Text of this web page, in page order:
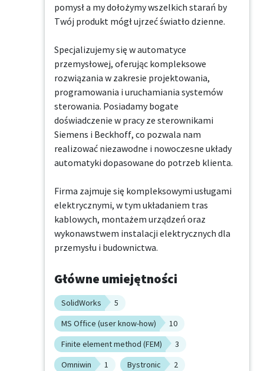
pomysł a my dołożymy wszelkich starań by
Twój produkt mógł ujrzeć światło dzienne.
Specjalizujemy się w automatyce
przemysłowej, oferując kompleksowe
rozwiązania w zakresie projektowania,
programowania i uruchamiania systemów
sterowania. Posiadamy bogate
doświadczenie w pracy ze sterownikami
Siemens i Beckhoff, co pozwala nam
realizować niezawodne i nowoczesne układy
automatyki dopasowane do potrzeb klienta.
Firma zajmuje się kompleksowymi usługami
elektrycznymi, w tym układaniem tras
kablowych, montażem urządzeń oraz
wykonawstwem instalacji elektrycznych dla
przemysłu i budownictwa.
Główne umiejętności
SolidWorks
5
MS Office (user know-how)
10
Finite element method (FEM)
3
Omniwin
1 Bystronic
2